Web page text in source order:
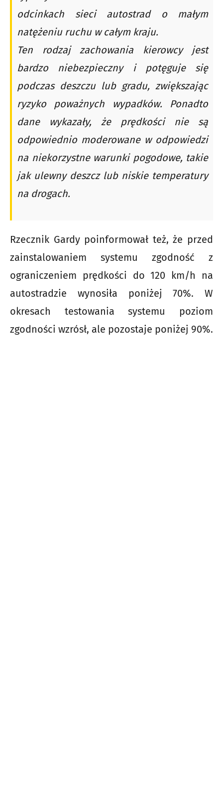
odcinkach sieci autostrad o małym
natężeniu ruchu w całym kraju.
Ten rodzaj zachowania kierowcy jest
bardzo niebezpieczny i potęguje się
podczas deszczu lub gradu, zwiększając
ryzyko poważnych wypadków. Ponadto
dane wykazały, że prędkości nie są
odpowiednio moderowane w odpowiedzi
na niekorzystne warunki pogodowe, takie
jak ulewny deszcz lub niskie temperatury
na drogach.
Rzecznik Gardy poinformował też, że przed
zainstalowaniem systemu zgodność z
ograniczeniem prędkości do 120 km/h na
autostradzie wynosiła poniżej 70%. W
okresach testowania systemu poziom
zgodności wzrósł, ale pozostaje poniżej 90%.